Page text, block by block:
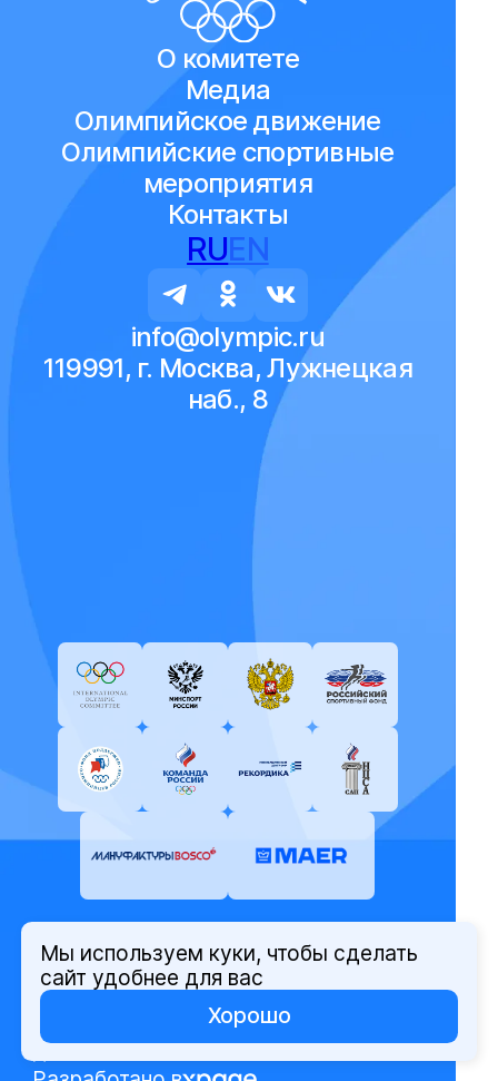
О комитете
Медиа
Олимпийское движение
Олимпийские спортивные
мероприятия
Контакты
RUEN
info@olympic.ru
119991, г. Москва, Лужнецкая
наб., 8
© Олимпийский комитет России,
2026
Политика защиты персональных
данных
Мы используем куки, чтобы сделать
сайт удобнее для вас
Хорошо